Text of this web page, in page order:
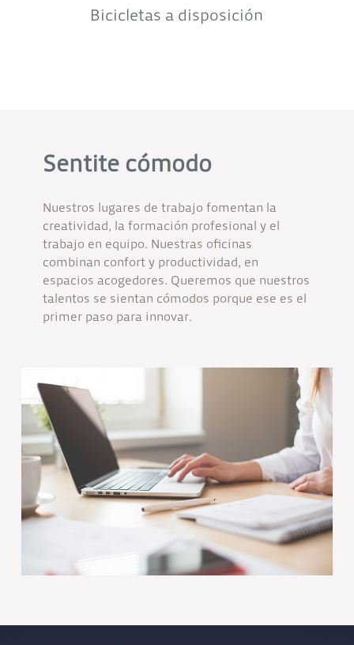
Bicicletas a disposición
Sentite cómodo
Nuestros lugares de trabajo fomentan la
creatividad, la formación profesional y el
trabajo en equipo. Nuestras oficinas
combinan confort y productividad, en
espacios acogedores. Queremos que nuestros
talentos se sientan cómodos porque ese es el
primer paso para innovar.